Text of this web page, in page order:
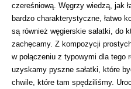
czereśniową. Węgrzy wiedzą, jak
bardzo charakterystyczne, łatwo
są również węgierskie sałatki, do
zachęcamy. Z kompozycji
w połączeniu z typowymi dla tego
uzyskamy pyszne sałatki, które
chwile, które tam spędziliśmy.